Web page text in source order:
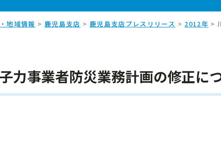
地域情報 > 鹿児島支店 > 鹿児島支店プレスリリース > 2012年 >
力事業者防災業務計画の修正に